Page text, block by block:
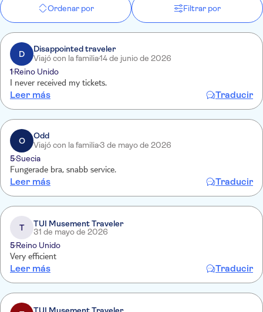
Ordenar por Filtrar por
D
Disappointed traveler
Viajó con la familia14 de junio de 2026
1 Reino Unido
I never received my tickets.
Leer más Traducir
O
Odd
Viajó con la familia3 de mayo de 2026
5Suecia
Fungerade bra, snabb service.
Leer más Traducir
T
TUI Musement Traveler
31 de mayo de 2026
5Reino Unido
Very efficient
Leer más Traducir